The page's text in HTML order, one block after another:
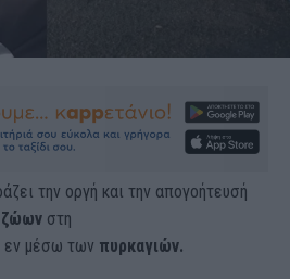
την οργή και την απογοήτευσή
ζώων στη
εν μέσω των πυρκαγιών.